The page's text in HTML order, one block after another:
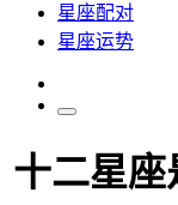
星座配对
星座运势
十二星